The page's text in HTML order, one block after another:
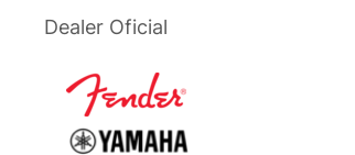
Dealer Oficial